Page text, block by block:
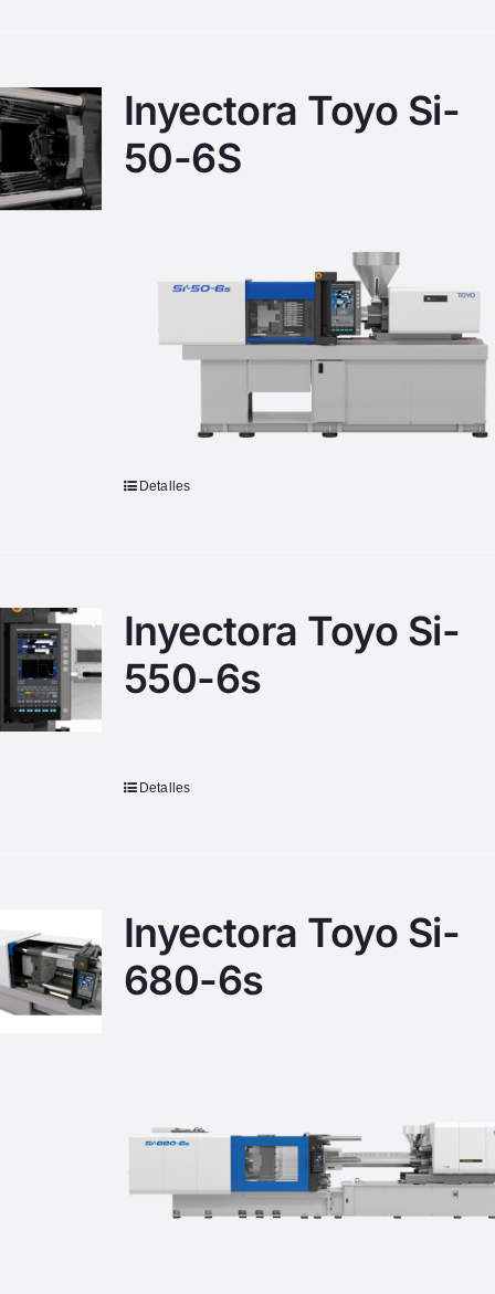
Inyectora Toyo Si-
50-6S
Detalles
Inyectora Toyo Si-
550-6s
Detalles
Inyectora Toyo Si-
680-6s